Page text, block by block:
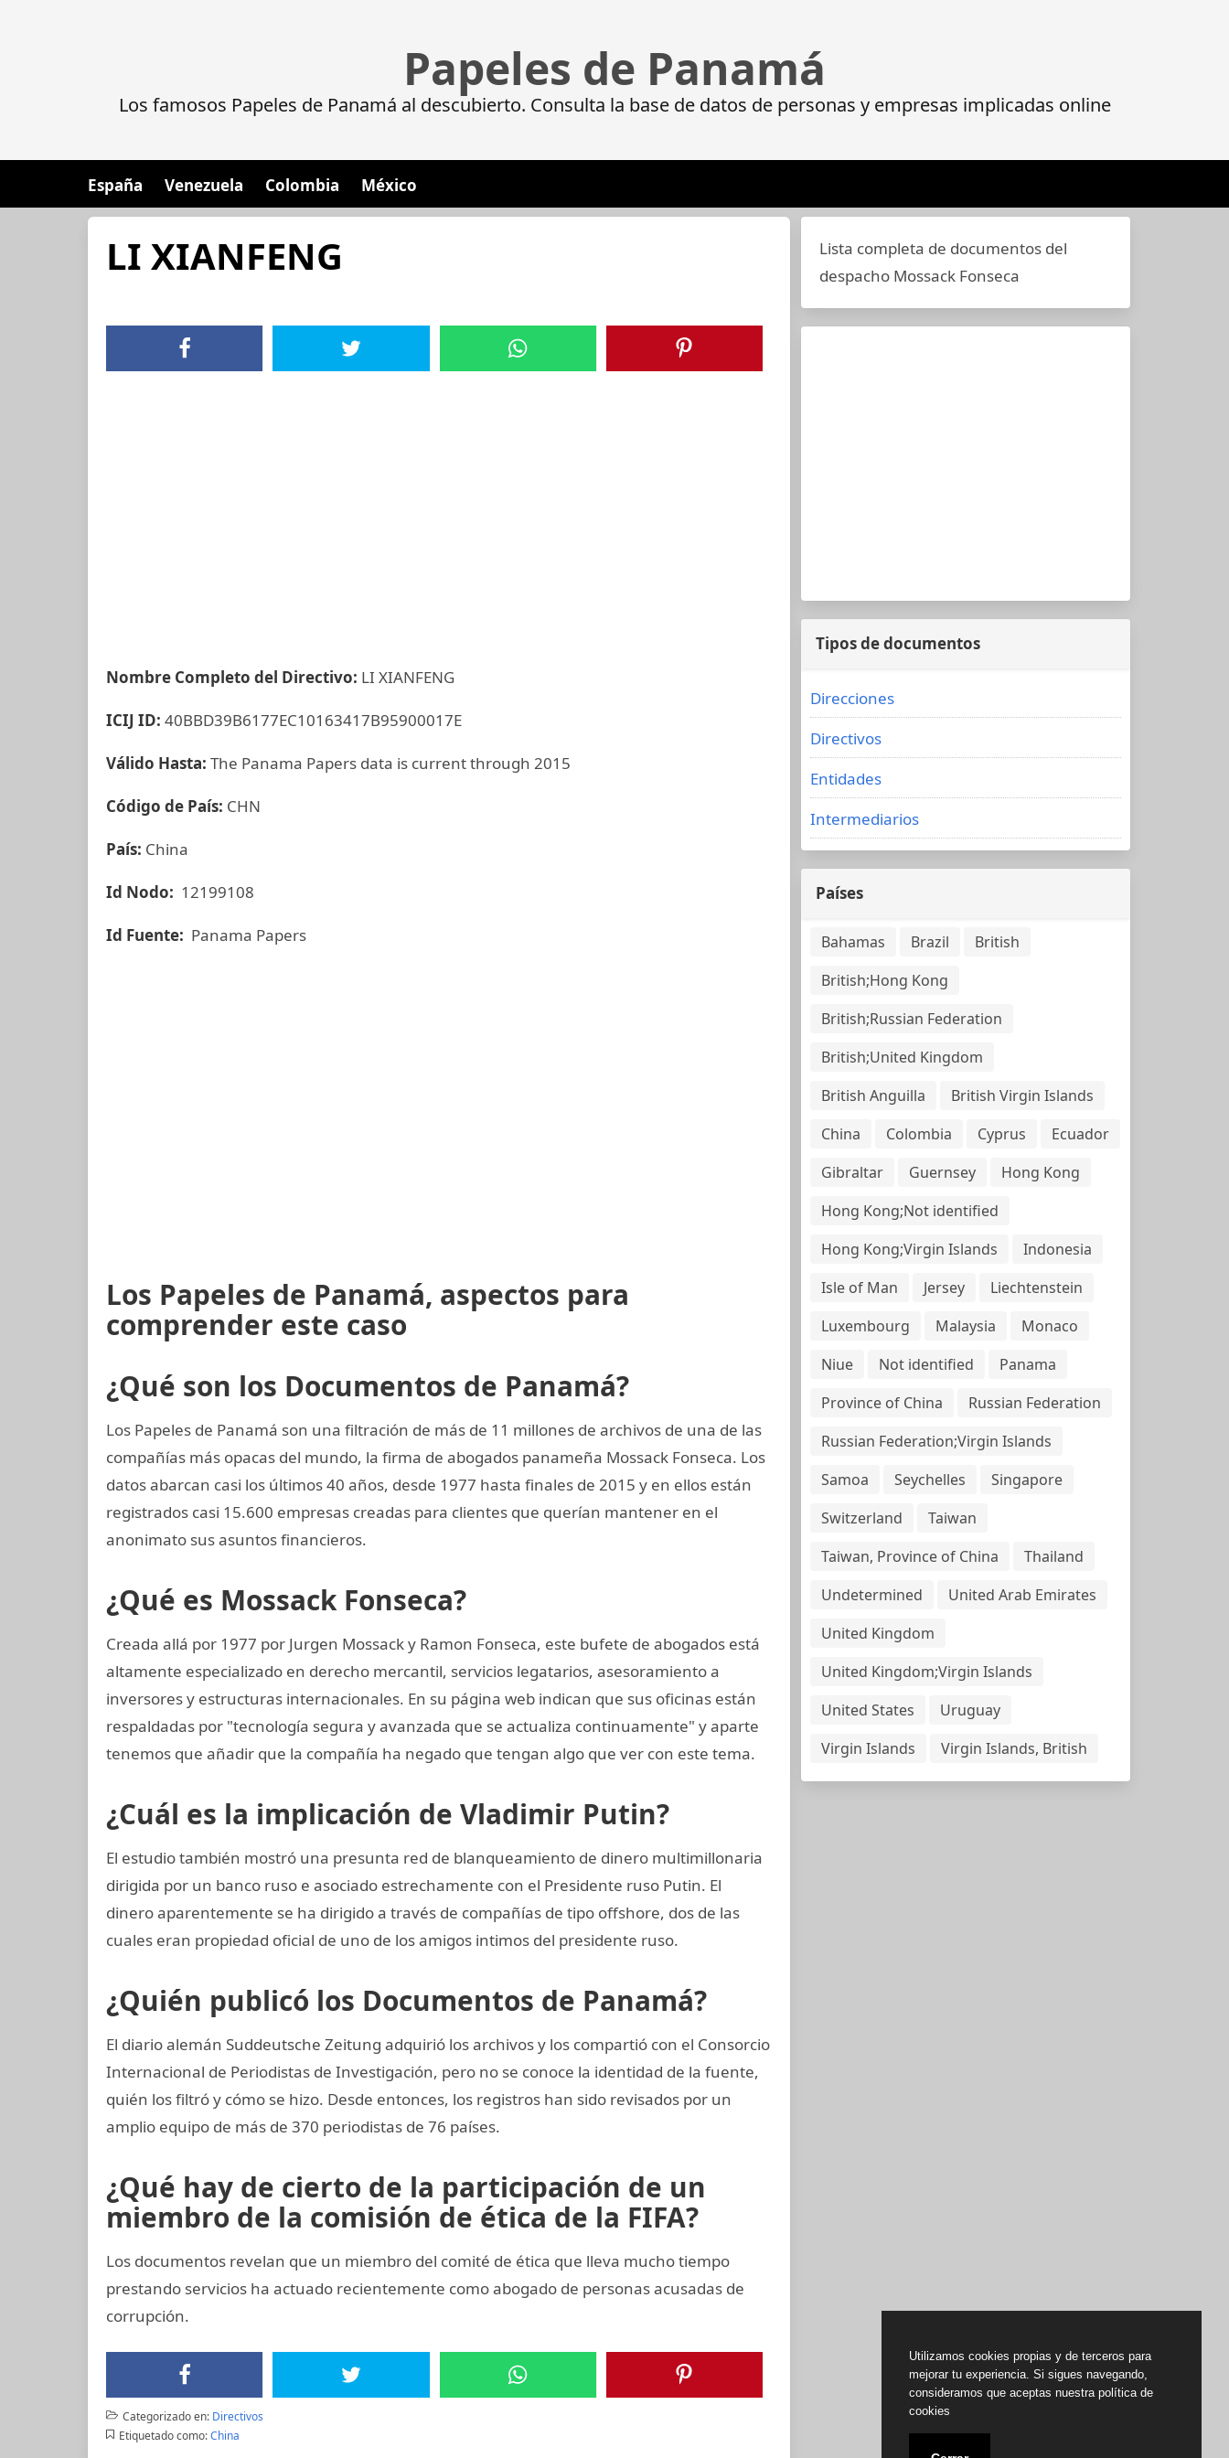
Papeles de Panamá
Los famosos Papeles de Panamá al descubierto. Consulta la base de datos de personas y empresas implicadas online
España Venezuela Colombia México
LI XIANFENG
Nombre Completo del Directivo: LI XIANFENG
ICIJ ID: 40BBD39B6177EC10163417B95900017E
Válido Hasta: The Panama Papers data is current through 2015
Código de País: CHN
País: China
Id Nodo: 12199108
Id Fuente: Panama Papers
Los Papeles de Panamá, aspectos para
comprender este caso
¿Qué son los Documentos de Panamá?
Los Papeles de Panamá son una filtración de más de 11 millones de archivos de una de las
compañías más opacas del mundo, la firma de abogados panameña Mossack Fonseca. Los
datos abarcan casi los últimos 40 años, desde 1977 hasta finales de 2015 y en ellos están
registrados casi 15.600 empresas creadas para clientes que querían mantener en el
anonimato sus asuntos financieros.
¿Qué es Mossack Fonseca?
Creada allá por 1977 por Jurgen Mossack y Ramon Fonseca, este bufete de abogados está
altamente especializado en derecho mercantil, servicios legatarios, asesoramiento a
inversores y estructuras internacionales. En su página web indican que sus oficinas están
respaldadas por "tecnología segura y avanzada que se actualiza continuamente" y aparte
tenemos que añadir que la compañía ha negado que tengan algo que ver con este tema.
¿Cuál es la implicación de Vladimir Putin?
El estudio también mostró una presunta red de blanqueamiento de dinero multimillonaria
dirigida por un banco ruso e asociado estrechamente con el Presidente ruso Putin. El
dinero aparentemente se ha dirigido a través de compañías de tipo offshore, dos de las
cuales eran propiedad oficial de uno de los amigos intimos del presidente ruso.
¿Quién publicó los Documentos de Panamá?
El diario alemán Suddeutsche Zeitung adquirió los archivos y los compartió con el Consorcio
Internacional de Periodistas de Investigación, pero no se conoce la identidad de la fuente,
quién los filtró y cómo se hizo. Desde entonces, los registros han sido revisados por un
amplio equipo de más de 370 periodistas de 76 países.
¿Qué hay de cierto de la participación de un
miembro de la comisión de ética de la FIFA?
Los documentos revelan que un miembro del comité de ética que lleva mucho tiempo
prestando servicios ha actuado recientemente como abogado de personas acusadas de
corrupción.
Categorizado en: Directivos
Etiquetado como: China
Lista completa de documentos del
despacho Mossack Fonseca
Tipos de documentos
Direcciones
Directivos
Entidades
Intermediarios
Países
Bahamas Brazil
British
British;Hong Kong
British;Russian Federation
British;United Kingdom
British Anguilla
British Virgin Islands
China
Colombia Cyprus
Ecuador
Gibraltar
Guernsey
Hong Kong
Hong Kong;Not identified
Hong Kong;Virgin Islands
Indonesia
Isle of Man
Jersey
Liechtenstein
Luxembourg
Malaysia
Monaco
Niue
Not identified
Panama
Province of China
Russian Federation
Russian Federation;Virgin Islands
Samoa
Seychelles
Singapore
Switzerland
Taiwan
Taiwan, Province of China
Thailand
Undetermined
United Arab Emirates
United Kingdom
United Kingdom;Virgin Islands
United States
Uruguay
Virgin Islands
Virgin Islands, British
Utilizamos cookies propias y de terceros para
mejorar tu experiencia. Si sigues navegando,
consideramos que aceptas nuestra política de
cookies